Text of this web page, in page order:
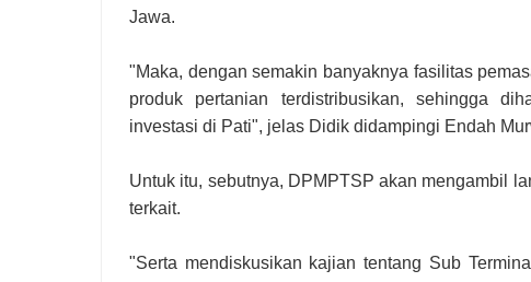
Jawa.
"Maka, dengan semakin banyaknya fasilitas
produk pertanian terdistribusikan, sehingga
investasi di Pati", jelas Didik didampingi Endah
Untuk itu, sebutnya, DPMPTSP akan mengambil
terkait.
"Serta mendiskusikan kajian tentang Sub